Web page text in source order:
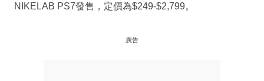
NIKELAB PS7發售，定價為$249-$2,799。
廣告